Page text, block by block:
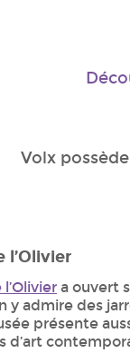
Volx
l’Olivier
a ouvert
y admire des
présente
d’art